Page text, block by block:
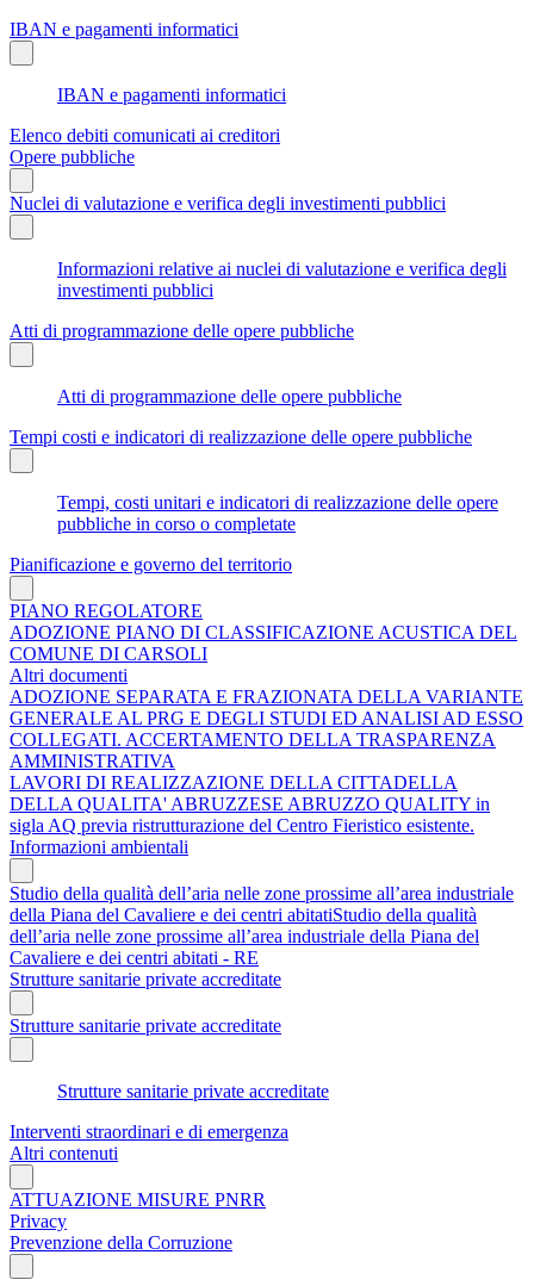
IBAN e pagamenti informatici
IBAN e pagamenti informatici
Elenco debiti comunicati ai creditori
Opere pubbliche
Nuclei di valutazione e verifica degli investimenti pubblici
Informazioni relative ai nuclei di valutazione e verifica degli
investimenti pubblici
Atti di programmazione delle opere pubbliche
Atti di programmazione delle opere pubbliche
Tempi costi e indicatori di realizzazione delle opere pubbliche
Tempi, costi unitari e indicatori di realizzazione delle opere
pubbliche in corso o completate
Pianificazione e governo del territorio
PIANO REGOLATORE
ADOZIONE PIANO DI CLASSIFICAZIONE ACUSTICA DEL
COMUNE DI CARSOLI
Altri documenti
ADOZIONE SEPARATA E FRAZIONATA DELLA VARIANTE
GENERALE AL PRG E DEGLI STUDI ED ANALISI AD ESSO
COLLEGATI. ACCERTAMENTO DELLA TRASPARENZA
AMMINISTRATIVA
LAVORI DI REALIZZAZIONE DELLA CITTADELLA
DELLA QUALITA' ABRUZZESE ABRUZZO QUALITY in
sigla AQ previa ristrutturazione del Centro Fieristico esistente.
Informazioni ambientali
Studio della qualità dell’aria nelle zone prossime all’area industriale
della Piana del Cavaliere e dei centri abitatiStudio della qualità
dell’aria nelle zone prossime all’area industriale della Piana del
Cavaliere e dei centri abitati - RE
Strutture sanitarie private accreditate
Strutture sanitarie private accreditate
Strutture sanitarie private accreditate
Interventi straordinari e di emergenza
Altri contenuti
ATTUAZIONE MISURE PNRR
Privacy
Prevenzione della Corruzione